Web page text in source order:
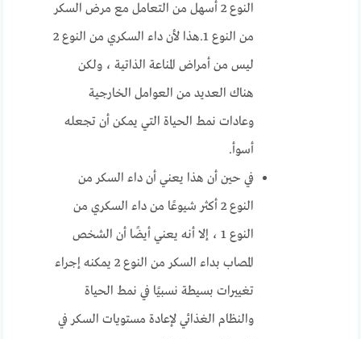
النوع 2 أسهل من التعامل مع مرض السكر
من النوع 1.هذا لأن داء السكري من النوع 2
ليس من أمراض المناعة الذاتية ، ولكن
هناك العديد من العوامل الخارجية
وعادات نمط الحياة التي يمكن أن تجعله
أسوأ.
في حين أن هذا يعني أن داء السكر من
النوع 2 أكثر شيوعًا من داء السكري من
النوع 1 ، إلا أنه يعني أيضًا أن الشخص
المصاب بداء السكر من النوع 2 يمكنه إجراء
تغييرات بسيطة نسبيًا في نمط الحياة
والنظام الغذائي لإعادة مستويات السكر في